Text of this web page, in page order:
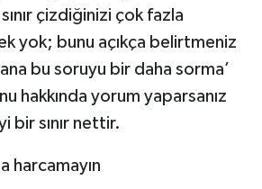
çizdiğinizi çok fazla
yok; bunu açıkça belirtmeniz
bu soruyu bir daha sorma’
hakkında yorum yaparsanız
bir sınır nettir.
harcamayın